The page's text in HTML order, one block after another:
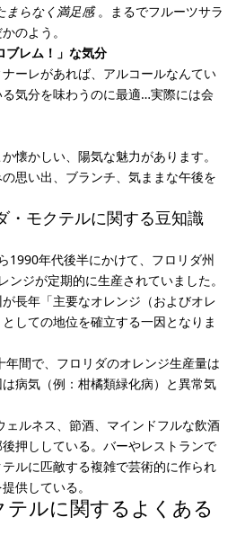
まらなく満足感。まるでフルーツサラ
のよう。
ブレム！」な気分
ーレがあれば、アルコールなんてい
気分を味わうのに最適…実際には会
懐かしい、陽気な魅力があります。
思い出、ブランチ、気ままな午後を
・モクテルに関する豆知識
1990年代後半にかけて、フロリダ州
ンジが定期的に生産されていました。
長年「主要なオレンジ（およびオレ
しての地位を確立する一因となりま
間で、フロリダのオレンジ生産量は
病気（例：柑橘類緑化病）と異常気
ェルネス、節酒、マインドフルな飲酒
押ししている。バーやレストランで
ルに匹敵する複雑で芸術的に作られ
供している。
ルに関するよくある